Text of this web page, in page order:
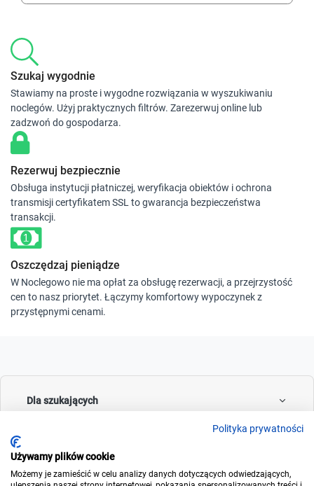
Szukaj wygodnie
Stawiamy na proste i wygodne rozwiązania w wyszukiwaniu
noclegów. Użyj praktycznych filtrów. Zarezerwuj online lub
zadzwoń do gospodarza.
Rezerwuj bezpiecznie
Obsługa instytucji płatniczej, weryfikacja obiektów i ochrona
transmisji certyfikatem SSL to gwarancja bezpieczeństwa
transakcji.
Oszczędzaj pieniądze
W Noclegowo nie ma opłat za obsługę rezerwacji, a przejrzystość
cen to nasz priorytet. Łączymy komfortowy wypoczynek z
przystępnymi cenami.
Dla szukających
Dla wynajmujących
Polityka prywatności
Używamy plików cookie
Możemy je zamieścić w celu analizy danych dotyczących odwiedzających,